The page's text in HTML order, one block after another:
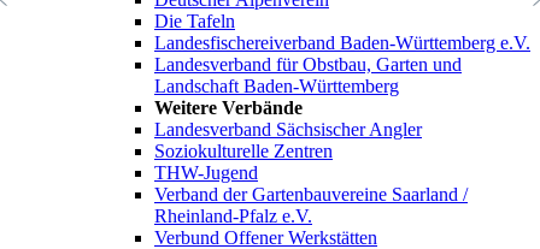
Die Tafeln
Landesfischereiverband Baden-Württemberg e.V.
Landesverband für Obstbau, Garten und
Landschaft Baden-Württemberg
Weitere Verbände
Landesverband Sächsischer Angler
Soziokulturelle Zentren
THW-Jugend
Verband der Gartenbauvereine Saarland /
Rheinland-Pfalz e.V.
Verbund Offener Werkstätten